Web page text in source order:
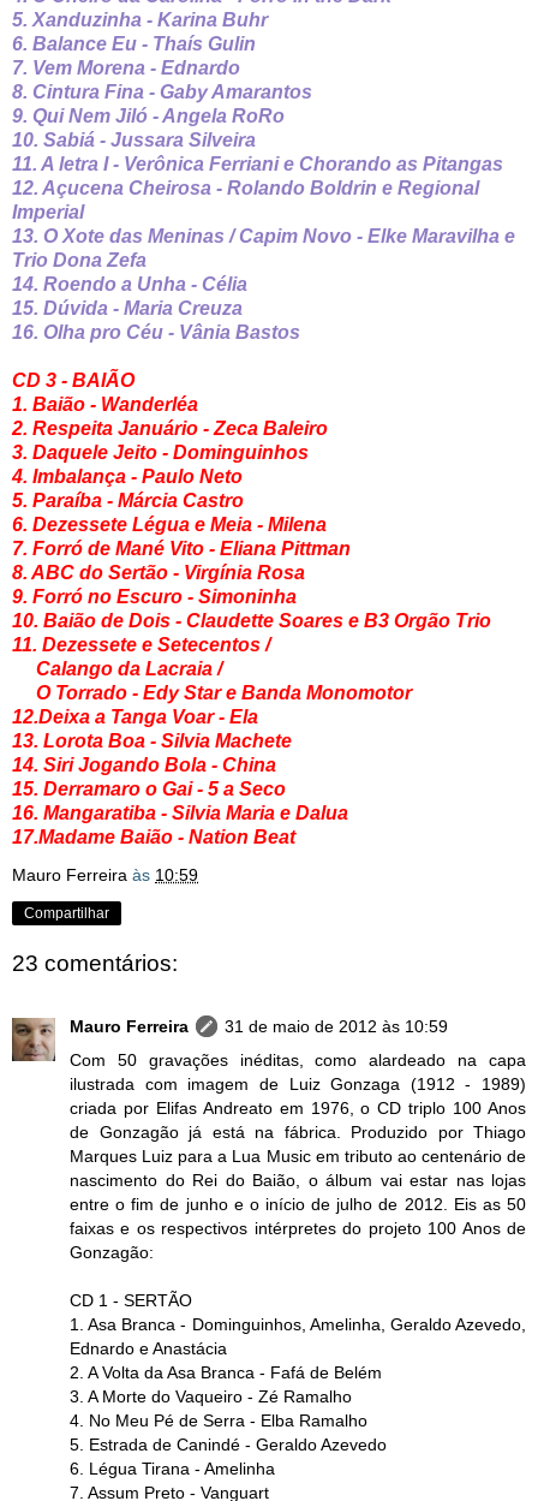
5. Xanduzinha - Karina Buhr
6. Balance Eu - Thaís Gulin
7. Vem Morena - Ednardo
8. Cintura Fina - Gaby Amarantos
9. Qui Nem Jiló - Angela RoRo
10. Sabiá - Jussara Silveira
11. A letra I - Verônica Ferriani e Chorando as Pitangas
12. Açucena Cheirosa - Rolando Boldrin e Regional
Imperial
13. O Xote das Meninas / Capim Novo - Elke Maravilha e
Trio Dona Zefa
14. Roendo a Unha - Célia
15. Dúvida - Maria Creuza
16. Olha pro Céu - Vânia Bastos
CD 3 - BAIÃO
1. Baião - Wanderléa
2. Respeita Januário - Zeca Baleiro
3. Daquele Jeito - Dominguinhos
4. Imbalança - Paulo Neto
5. Paraíba - Márcia Castro
6. Dezessete Légua e Meia - Milena
7. Forró de Mané Vito - Eliana Pittman
8. ABC do Sertão - Virgínia Rosa
9. Forró no Escuro - Simoninha
10. Baião de Dois - Claudette Soares e B3 Orgão Trio
11. Dezessete e Setecentos /
Calango da Lacraia /
O Torrado - Edy Star e Banda Monomotor
12.Deixa a Tanga Voar - Ela
13. Lorota Boa - Silvia Machete
14. Siri Jogando Bola - China
15. Derramaro o Gai - 5 a Seco
16. Mangaratiba - Silvia Maria e Dalua
17.Madame Baião - Nation Beat
Mauro Ferreira às 10:59
Compartilhar
23 comentários:
Mauro Ferreira
31 de maio de 2012 às 10:59
Com 50 gravações inéditas, como alardeado na capa
ilustrada com imagem de Luiz Gonzaga (1912 - 1989)
criada por Elifas Andreato em 1976, o CD triplo 100 Anos
de Gonzagão já está na fábrica. Produzido por Thiago
Marques Luiz para a Lua Music em tributo ao centenário de
nascimento do Rei do Baião, o álbum vai estar nas lojas
entre o fim de junho e o início de julho de 2012. Eis as 50
faixas e os respectivos intérpretes do projeto 100 Anos de
Gonzagão:
CD 1 - SERTÃO
1. Asa Branca - Dominguinhos, Amelinha, Geraldo Azevedo,
Ednardo e Anastácia
2. A Volta da Asa Branca - Fafá de Belém
3. A Morte do Vaqueiro - Zé Ramalho
4. No Meu Pé de Serra - Elba Ramalho
5. Estrada de Canindé - Geraldo Azevedo
6. Légua Tirana - Amelinha
7. Assum Preto - Vanguart